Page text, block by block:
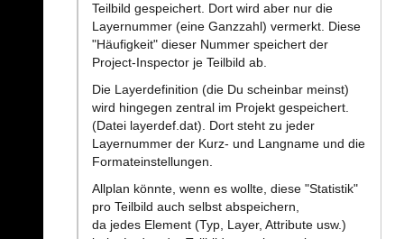
Teilbild gespeichert. Dort wird aber nur die
Layernummer (eine Ganzzahl) vermerkt. Diese
"Häufigkeit" dieser Nummer speichert der
Project-Inspector je Teilbild ab.
Die Layerdefinition (die Du scheinbar meinst)
wird hingegen zentral im Projekt gespeichert.
(Datei layerdef.dat). Dort steht zu jeder
Layernummer der Kurz- und Langname und die
Formateinstellungen.
Allplan könnte, wenn es wollte, diese "Statistik"
pro Teilbild auch selbst abspeichern,
da jedes Element (Typ, Layer, Attribute usw.)